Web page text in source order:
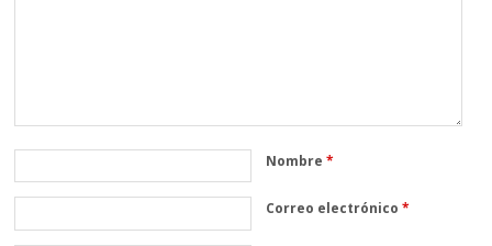
Nombre*
Correo electrónico*